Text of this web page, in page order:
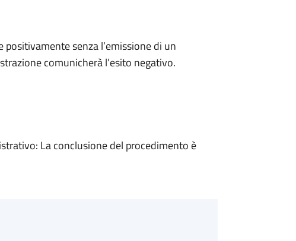
senza l’emissione di un
comunicherà l’esito negativo.
La conclusione del procedimento è